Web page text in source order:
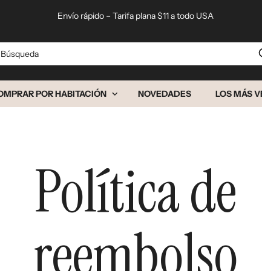
Envío rápido – Tarifa plana $11 a todo USA
POR HABITACIÓN NOVEDADES LOS MÁS
Política de
reembolso